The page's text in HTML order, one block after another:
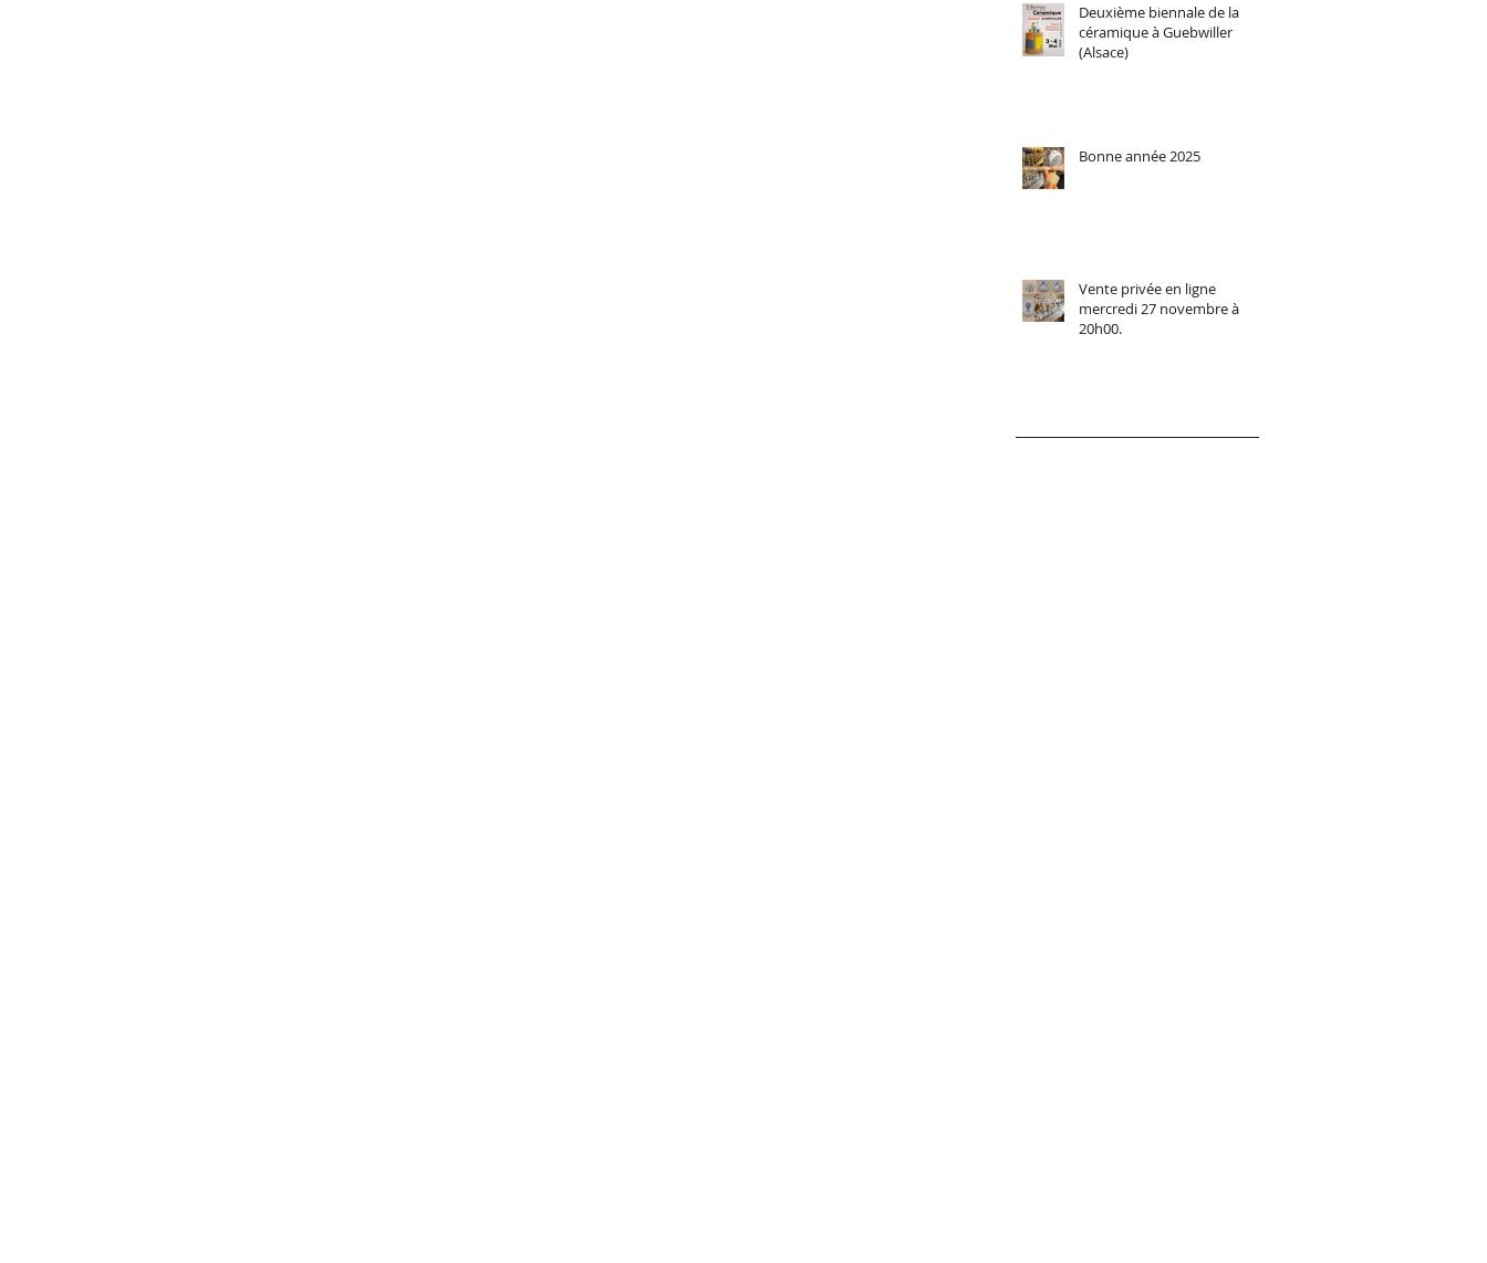
Deuxième biennale de la
céramique à Guebwiller
(Alsace)
Bonne année 2025
Vente privée en ligne
mercredi 27 novembre à
20h00.